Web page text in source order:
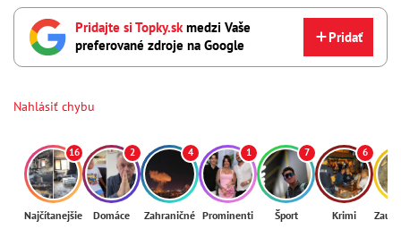
Pridajte si Topky.skmedzi Vaše
preferované zdroje na Google
Pridať
Nahlásiť chybu
16
Najčítanejšie
2
Domáce
4
Zahraničné
1
Prominenti
7
Šport
6
Krimi